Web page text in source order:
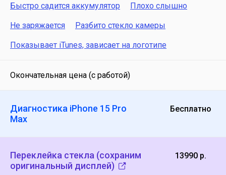
Быстро садится аккумулятор Плохо слышно
Не заряжается Разбито стекло камеры
Показывает iTunes, зависает на логотипе
Окончательная цена (с работой)
Диагностика iPhone 15 Pro
Max
Бесплатно
Переклейка стекла (сохраним
оригинальный дисплей)
13990 р.